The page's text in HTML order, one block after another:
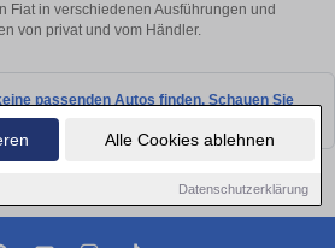
Alle Cookies ablehnen
Datenschutzerklärung
Fiat in verschiedenen Ausführungen und
von privat und vom Händler.
passenden Autos finden. Schauen Sie